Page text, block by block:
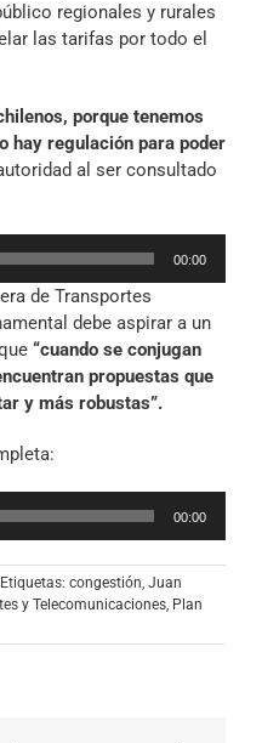
regionales y rurales
las tarifas por todo el
porque tenemos
hay regulación para poder
al ser consultado
00:00
de Transportes
debe aspirar a un
“cuando se conjugan
propuestas que
y más robustas”.
00:00
Etiquetas: congestión, Juan
y Telecomunicaciones, Plan